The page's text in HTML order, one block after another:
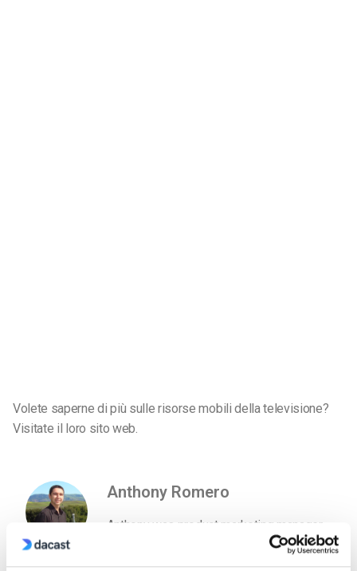
Volete saperne di più sulle risorse mobili della televisione?
Visitate il loro sito web.
Anthony Romero
Anthony was product marketing manager
at Dacast for 5 years. He loves the video
streaming industry and is now working